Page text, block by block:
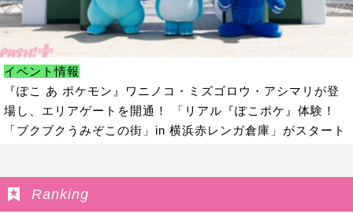
イベント情報
『ぽこ あ ポケモン』ワニノコ・ミズゴロウ・アシマリが登
場し、エリアゲートを開通！ 「リアル『ぽこポケ』体験！
「ブクブクうみぞこの街」in 横浜赤レンガ倉庫」がスタート
Ranking